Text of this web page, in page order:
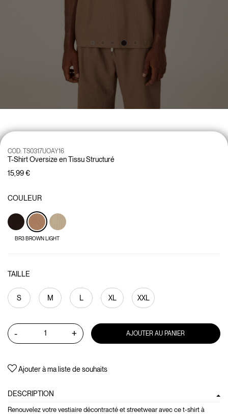
T-Shirt Oversize en Tissu Structuré
COD: TS0317UOAY16
15,99 €
COULEUR
BR3 BROWN LIGHT
TAILLE
S M L XL XXL
- + AJOUTER AU PANIER
Ajouter à ma liste de souhaits
DESCRIPTION
Renouvelez votre vestiaire décontracté et streetwear avec ce t-shirt à